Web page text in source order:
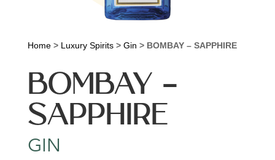
Home> Luxury Spirits> Gin > BOMBAY – SAPPHIRE
BOMBAY –
SAPPHIRE
GIN